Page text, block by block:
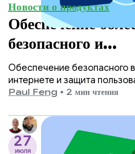
Новости о продуктах
Обеспечение
безопасного и
контента в
Обеспечение безопасного
интернете и защита
являются одними из главных
Paul Feng • 2 мин чтения
27
ИЮЛЯ